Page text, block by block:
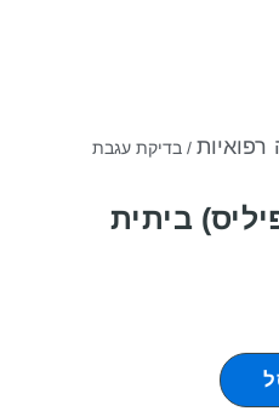
רפואיות / בדיקת עגבת
ביתית